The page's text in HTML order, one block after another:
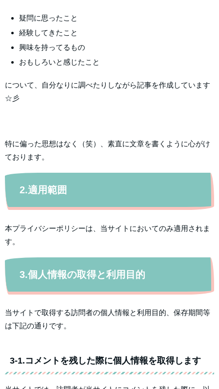
疑問に思ったこと
経験してきたこと
興味を持ってるもの
おもしろいと感じたこと
について、自分なりに調べたりしながら記事を作成しています
☆彡
特に偏った思想はなく（笑）、素直に文章を書くように心がけ
ております。
2.適用範囲
本プライバシーポリシーは、当サイトにおいてのみ適用されま
す。
3.個人情報の取得と利用目的
当サイトで取得する訪問者の個人情報と利用目的、保存期間等
は下記の通りです。
3-1.コメントを残した際に個人情報を取得します